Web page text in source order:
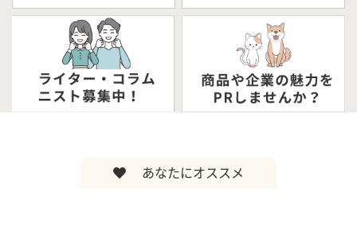
あなたにオススメ